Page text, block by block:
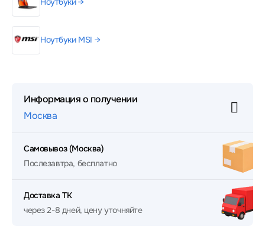
Ноутбуки MSI →
Информация о получении
Москва
Самовывоз (Москва)
Послезавтра, бесплатно
Доставка ТК
через 2-8 дней, цену уточняйте